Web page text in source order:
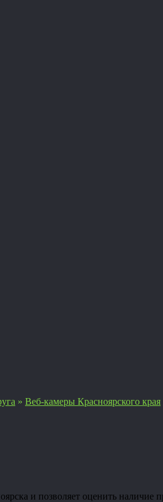
» Веб-камеры Красноярского края
и позволяет оценить наличие